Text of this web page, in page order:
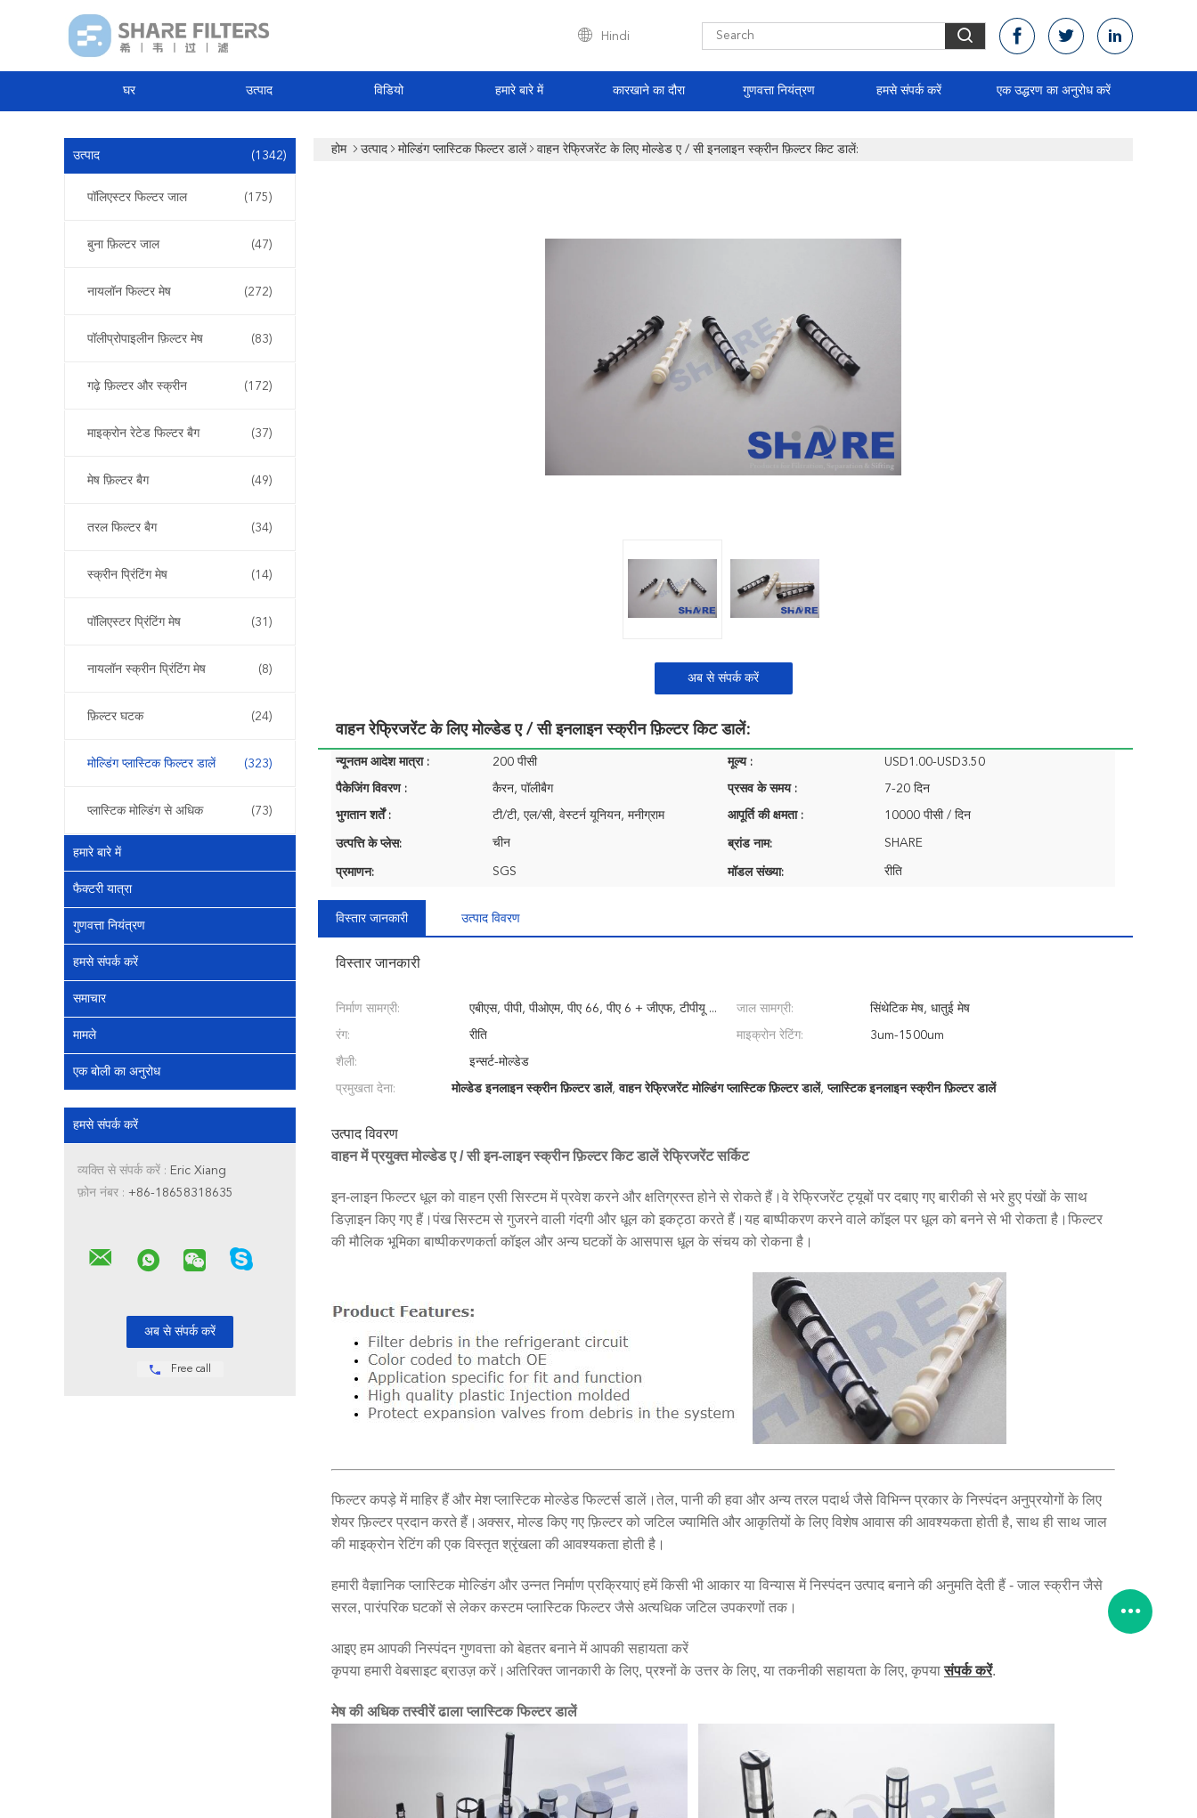
Hindi
घर उत्पाद विडियो हमारे बारे में कारखाने का दौरा गुणवत्ता नियंत्रण हमसे संपर्क करें एक उद्धरण का अनुरोध करें
उत्पाद (1342)
पॉलिएस्टर फिल्टर जाल (175)
बुना फ़िल्टर जाल (47)
नायलॉन फिल्टर मेष (272)
पॉलीप्रोपाइलीन फ़िल्टर मेष (83)
गढ़े फ़िल्टर और स्क्रीन (172)
माइक्रोन रेटेड फिल्टर बैग (37)
मेष फ़िल्टर बैग (49)
तरल फिल्टर बैग (34)
स्क्रीन प्रिंटिंग मेष (14)
पॉलिएस्टर प्रिंटिंग मेष (31)
नायलॉन स्क्रीन प्रिंटिंग मेष (8)
फ़िल्टर घटक (24)
मोल्डिंग प्लास्टिक फिल्टर डालें (323)
प्लास्टिक मोल्डिंग से अधिक (73)
हमारे बारे में
फैक्टरी यात्रा
गुणवत्ता नियंत्रण
हमसे संपर्क करें
समाचार
मामले
एक बोली का अनुरोध
हमसे संपर्क करें
व्यक्ति से संपर्क करें : Eric Xiang
फ़ोन नंबर : +86-18658318635
Free call
होम उत्पाद मोल्डिंग प्लास्टिक फिल्टर डालें वाहन रेफ्रिजरेंट के लिए मोल्डेड ए / सी इनलाइन स्क्रीन फ़िल्टर किट डालें:
अब से संपर्क करें
वाहन रेफ्रिजरेंट के लिए मोल्डेड ए / सी इनलाइन स्क्रीन फ़िल्टर किट डालें:
न्यूनतम आदेश मात्रा : 200 पीसी मूल्य : USD1.00-USD3.50
पैकेजिंग विवरण : कैरन, पॉलीबैग प्रसव के समय : 7-20 दिन
भुगतान शर्तें : टी/टी, एल/सी, वेस्टर्न यूनियन, मनीग्राम आपूर्ति की क्षमता : 10000 पीसी / दिन
उत्पत्ति के प्लेस: चीन ब्रांड नाम: SHARE
प्रमाणन: SGS मॉडल संख्या: रीति
विस्तार जानकारी उत्पाद विवरण
विस्तार जानकारी
निर्माण सामग्री: एबीएस, पीपी, पीओएम, पीए 66, पीए 6 + जीएफ, टीपीयू ... जाल सामग्री: सिंथेटिक मेष, धातुई मेष
रंग: रीति माइक्रोन रेटिंग: 3um-1500um
शैली: इन्सर्ट-मोल्डेड
प्रमुखता देना: मोल्डेड इनलाइन स्क्रीन फ़िल्टर डालें,वाहन रेफ्रिजरेंट मोल्डिंग प्लास्टिक फ़िल्टर डालें,प्लास्टिक इनलाइन स्क्रीन फ़िल्टर डालें
उत्पाद विवरण
वाहन में प्रयुक्त मोल्डेड ए / सी इन-लाइन स्क्रीन फ़िल्टर किट डालें रेफ्रिजरेंट सर्किट
इन-लाइन फिल्टर धूल को वाहन एसी सिस्टम में प्रवेश करने और क्षतिग्रस्त होने से रोकते हैं।वे रेफ्रिजरेंट ट्यूबों पर दबाए गए बारीकी से भरे हुए पंखों के साथ
डिज़ाइन किए गए हैं।पंख सिस्टम से गुजरने वाली गंदगी और धूल को इकट्ठा करते हैं।यह बाष्पीकरण करने वाले कॉइल पर धूल को बनने से भी रोकता है।फिल्टर
की मौलिक भूमिका बाष्पीकरणकर्ता कॉइल और अन्य घटकों के आसपास धूल के संचय को रोकना है।
फिल्टर कपड़े में माहिर हैं और मेश प्लास्टिक मोल्डेड फिल्टर्स डालें।तेल, पानी की हवा और अन्य तरल पदार्थ जैसे विभिन्न प्रकार के निस्पंदन अनुप्रयोगों के लिए
शेयर फ़िल्टर प्रदान करते हैं।अक्सर, मोल्ड किए गए फ़िल्टर को जटिल ज्यामिति और आकृतियों के लिए विशेष आवास की आवश्यकता होती है, साथ ही साथ जाल
की माइक्रोन रेटिंग की एक विस्तृत श्रृंखला की आवश्यकता होती है।
हमारी वैज्ञानिक प्लास्टिक मोल्डिंग और उन्नत निर्माण प्रक्रियाएं हमें किसी भी आकार या विन्यास में निस्पंदन उत्पाद बनाने की अनुमति देती हैं - जाल स्क्रीन जैसे
सरल, पारंपरिक घटकों से लेकर कस्टम प्लास्टिक फिल्टर जैसे अत्यधिक जटिल उपकरणों तक।
आइए हम आपकी निस्पंदन गुणवत्ता को बेहतर बनाने में आपकी सहायता करें
कृपया हमारी वेबसाइट ब्राउज़ करें।अतिरिक्त जानकारी के लिए, प्रश्नों के उत्तर के लिए, या तकनीकी सहायता के लिए, कृपया संपर्क करें.
मेष की अधिक तस्वीरें ढाला प्लास्टिक फिल्टर डालें